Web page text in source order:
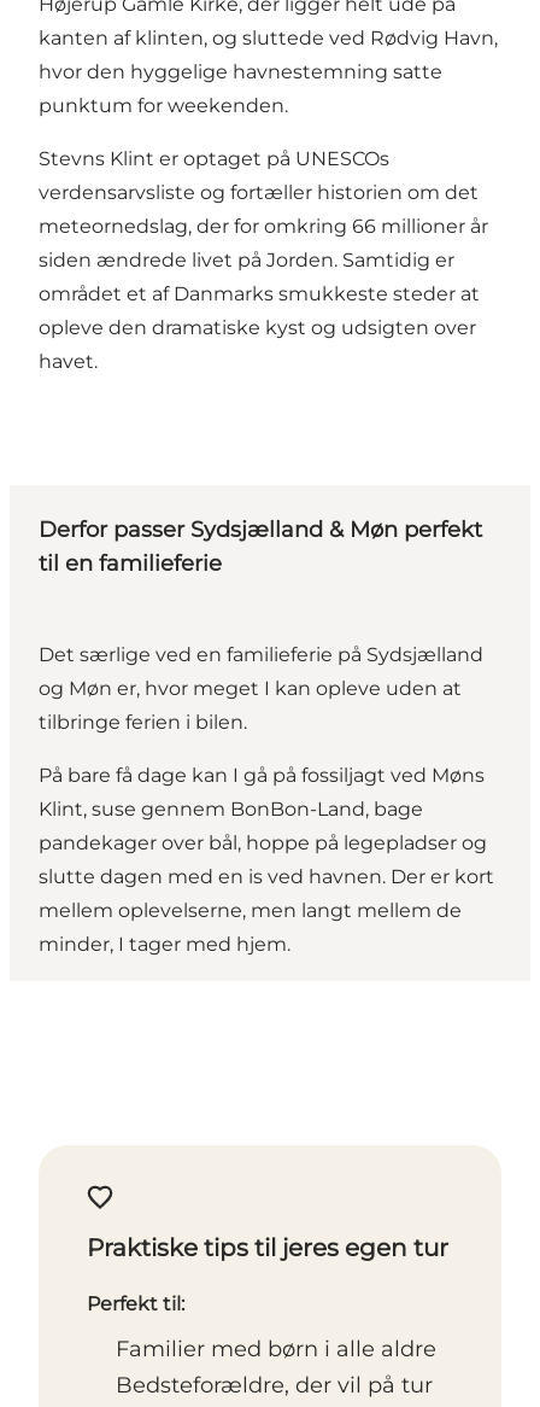
kanten af klinten, og sluttede ved Rødvig Havn,
hvor den hyggelige havnestemning satte
punktum for weekenden.
Stevns Klint er optaget på UNESCOs
verdensarvsliste og fortæller historien om det
meteornedslag, der for omkring 66 millioner år
siden ændrede livet på Jorden. Samtidig er
området et af Danmarks smukkeste steder at
opleve den dramatiske kyst og udsigten over
havet.
Derfor passer Sydsjælland & Møn perfekt
til en familieferie
Det særlige ved en familieferie på Sydsjælland
og Møn er, hvor meget I kan opleve uden at
tilbringe ferien i bilen.
På bare få dage kan I gå på fossiljagt ved Møns
Klint, suse gennem BonBon-Land, bage
pandekager over bål, hoppe på legepladser og
slutte dagen med en is ved havnen. Der er kort
mellem oplevelserne, men langt mellem de
minder, I tager med hjem.
Praktiske tips til jeres egen tur
Perfekt til:
Familier med børn i alle aldre
Bedsteforældre, der vil på tur